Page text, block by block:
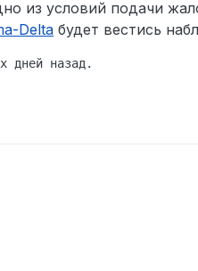
из условий подачи
Delta будет вестись